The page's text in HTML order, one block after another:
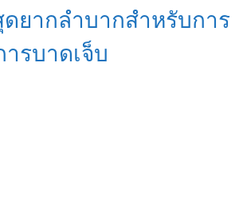
ดยากลำบากสำหรับการ
รบาดเจ็บ